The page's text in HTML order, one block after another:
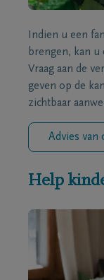
Indien u een
brengen, kan
Vraag aan de
geven op de
zichtbaar
Advies van
Help